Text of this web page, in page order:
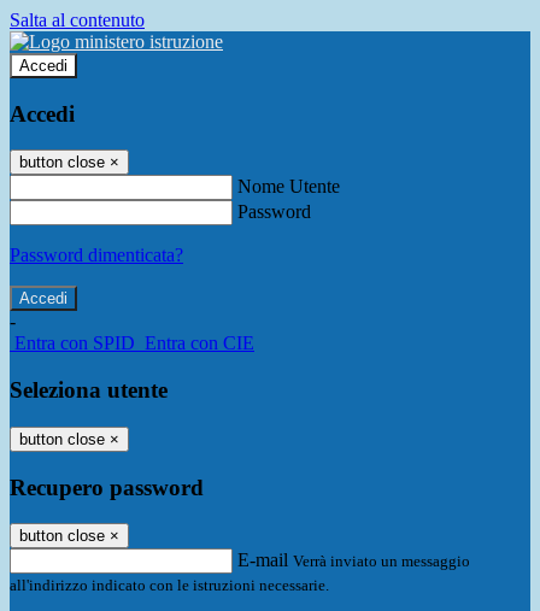
Salta al contenuto
Accedi
Accedi
button close ×
Nome Utente
Password
Password dimenticata?
-
Entra con SPID Entra con CIE
Seleziona utente
button close ×
Recupero password
button close ×
E-mail Verrà inviato un messaggio
all'indirizzo indicato con le istruzioni necessarie.